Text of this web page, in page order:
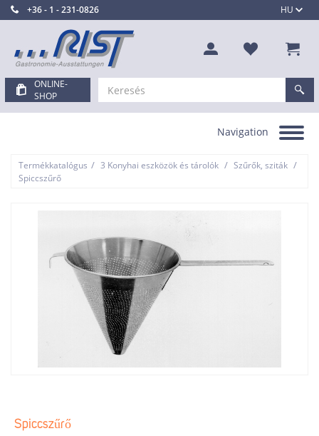
HU
+36 - 1 - 231-0826
ONLINE-
SHOP
Toggle
Navigation
Termékkatalógus / 3 Konyhai eszközök és tárolók / Szűrők, sziták /
Spiccszűrő
Spiccszűrő